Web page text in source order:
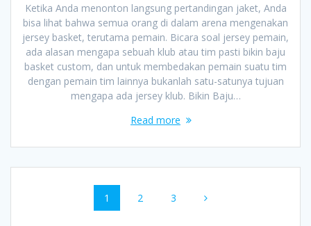
Ketika Anda menonton langsung pertandingan jaket, Anda
bisa lihat bahwa semua orang di dalam arena mengenakan
jersey basket, terutama pemain. Bicara soal jersey pemain,
ada alasan mengapa sebuah klub atau tim pasti bikin baju
basket custom, dan untuk membedakan pemain suatu tim
dengan pemain tim lainnya bukanlah satu-satunya tujuan
mengapa ada jersey klub. Bikin Baju…
Read more
navigation
Page
1 Page
2 Page
3